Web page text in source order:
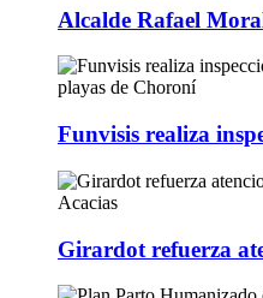
Alcalde Rafael
Funvisis realiza
Girardot refuerza